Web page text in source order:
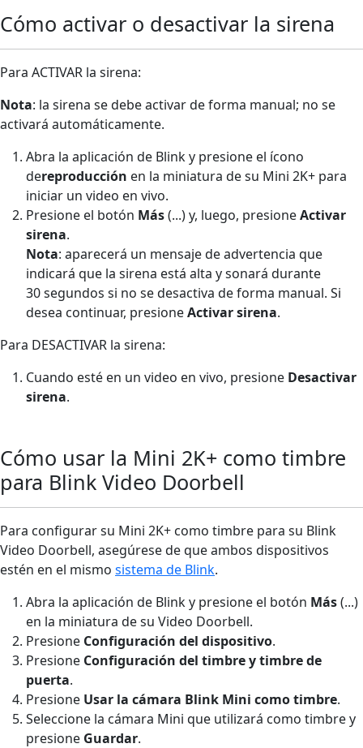
Cómo activar o desactivar la sirena
Para ACTIVAR la sirena:
Nota: la sirena se debe activar de forma manual; no se
activará automáticamente.
Abra la aplicación de Blink y presione el ícono
dereproducción en la miniatura de su Mini 2K+ para
iniciar un video en vivo.
Presione el botón Más(...) y, luego, presioneActivar
sirena.
Nota: aparecerá un mensaje de advertencia que
indicará que la sirena está alta y sonará durante
30 segundos si no se desactiva de forma manual. Si
desea continuar, presioneActivar sirena.
Para DESACTIVAR la sirena:
Cuando esté en un video en vivo, presione Desactivar
sirena.
Cómo usar la Mini 2K+ como timbre
para Blink Video Doorbell
Para configurar su Mini 2K+ como timbre para su Blink
Video Doorbell, asegúrese de que ambos dispositivos
estén en el mismo sistema de Blink.
Abra la aplicación de Blink y presione el botón Más(...)
en la miniatura de su Video Doorbell.
Presione Configuración del dispositivo.
Presione Configuración del timbre y timbre de
puerta.
Presione Usar la cámara Blink Mini como timbre.
Seleccione la cámara Mini que utilizará como timbre y
presione Guardar.